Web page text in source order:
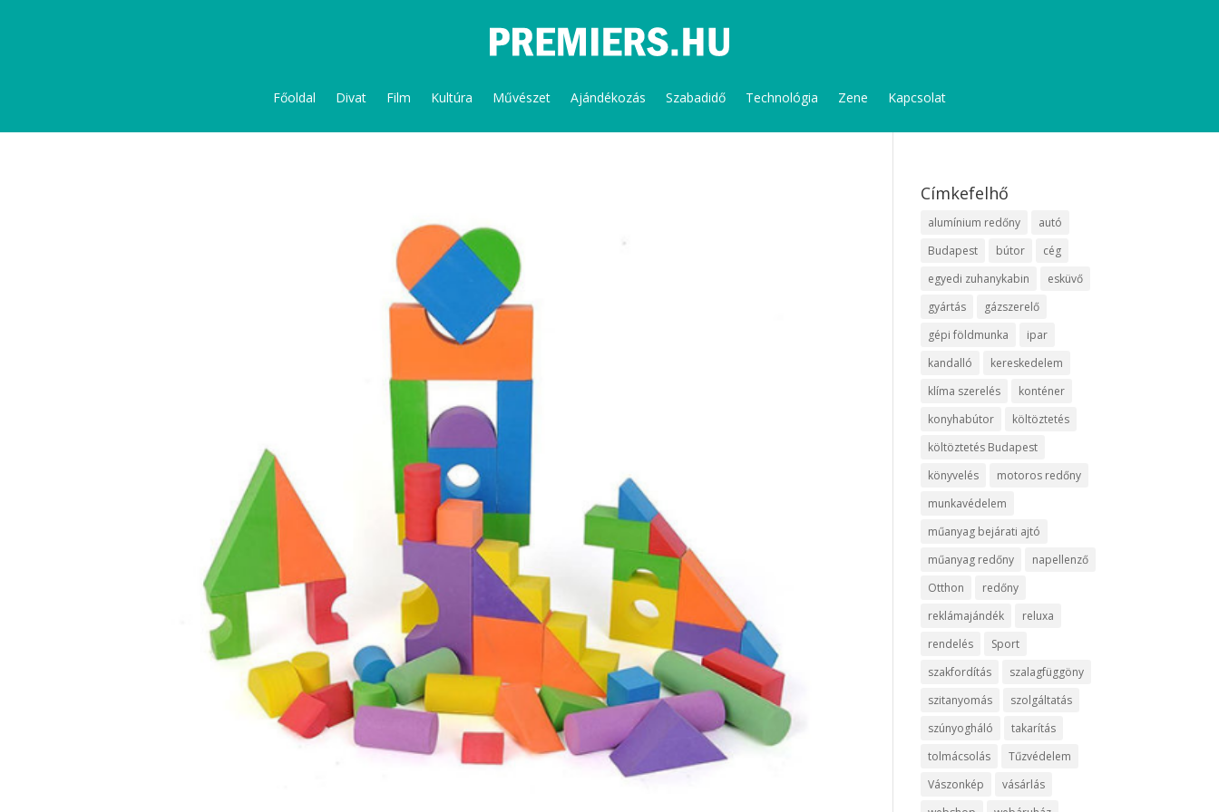
Főoldal Divat Film Kultúra Művészet Ajándékozás Szabadidő Technológia Zene Kapcsolat
Címkefelhő
alumínium redőny
autó
Budapest
bútor
cég
egyedi zuhanykabin
esküvő
gyártás
gázszerelő
gépi földmunka
ipar
kandalló
kereskedelem
klíma szerelés
konténer
konyhabútor
költöztetés
költöztetés Budapest
könyvelés
motoros redőny
munkavédelem
műanyag bejárati ajtó
műanyag redőny
napellenző
Otthon
redőny
reklámajándék
reluxa
rendelés
Sport
szakfordítás
szalagfüggöny
szitanyomás
szolgáltatás
szúnyogháló
takarítás
tolmácsolás
Tűzvédelem
Vászonkép
vásárlás